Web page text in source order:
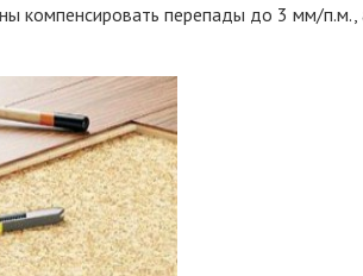
компенсировать перепады до 3 мм/